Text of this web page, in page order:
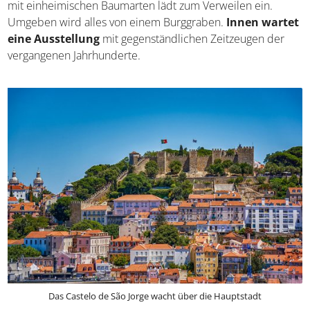
mit einheimischen Baumarten lädt zum Verweilen ein.
Umgeben wird alles von einem Burggraben. Innen wartet
eine Ausstellung mit gegenständlichen Zeitzeugen der
vergangenen Jahrhunderte.
Das Castelo de São Jorge wacht über die Hauptstadt